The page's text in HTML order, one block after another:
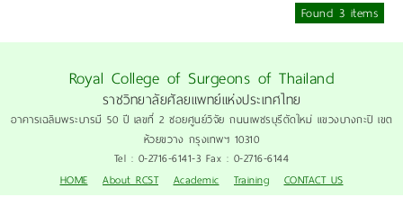
Found 3 items
Royal College of Surgeons of Thailand
ราชวิทยาลัยศัลยแพทย์แห่งประเทศไทย
อาคารเฉลิมพระบารมี 50 ปี เลขที่ 2 ซอยศูนย์วิจัย ถนนเพชรบุรีตัดใหม่ แขวงบางกะปิ เขต
ห้วยขวาง กรุงเทพฯ 10310
Tel : 0-2716-6141-3 Fax : 0-2716-6144
HOME
About RCST Academic Training CONTACT US